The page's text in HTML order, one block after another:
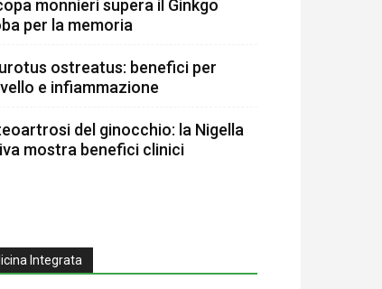
monnieri supera il Ginkgo
per la memoria
ostreatus: benefici per
e infiammazione
del ginocchio: la Nigella
mostra benefici clinici
Integrata